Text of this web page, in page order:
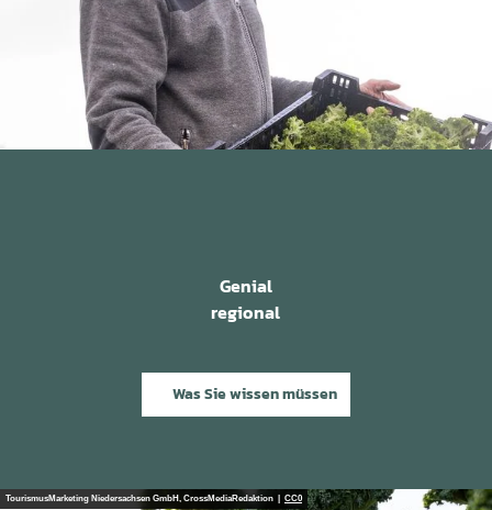
Genial
regional
Was Sie wissen müssen
TourismusMarketing Niedersachsen GmbH, CrossMediaRedaktion | CC0